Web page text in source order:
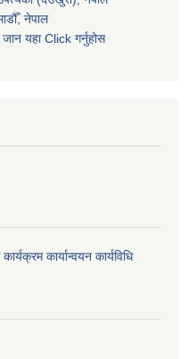
नेपाल
यहा Click गर्नुहोस
कार्यान्वयन कार्यविधि